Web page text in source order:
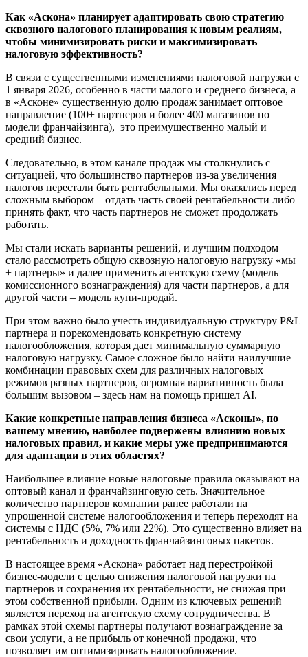
Как «Аскона» планирует адаптировать свою стратегию
сквозного налогового планирования к новым реалиям,
чтобы минимизировать риски и максимизировать
налоговую эффективность?
В связи с существенными изменениями налоговой нагрузки с
1 января 2026, особенно в части малого и среднего бизнеса, а
в «Асконе» существенную долю продаж занимает оптовое
направление (100+ партнеров и более 400 магазинов по
модели франчайзинга), это преимущественно малый и
средний бизнес.
Следовательно, в этом канале продаж мы столкнулись с
ситуацией, что большинство партнеров из-за увеличения
налогов перестали быть рентабельными. Мы оказались перед
сложным выбором – отдать часть своей рентабельности либо
принять факт, что часть партнеров не сможет продолжать
работать.
Мы стали искать варианты решений, и лучшим подходом
стало рассмотреть общую сквозную налоговую нагрузку «мы
+ партнеры» и далее применить агентскую схему (модель
комиссионного вознаграждения) для части партнеров, а для
другой части – модель купи-продай.
При этом важно было учесть индивидуальную структуру P&L
партнера и порекомендовать конкретную систему
налогообложения, которая дает минимальную суммарную
налоговую нагрузку. Самое сложное было найти наилучшие
комбинации правовых схем для различных налоговых
режимов разных партнеров, огромная вариативность была
большим вызовом – здесь нам на помощь пришел AI.
Какие конкретные направления бизнеса «Асконы», по
вашему мнению, наиболее подвержены влиянию новых
налоговых правил, и какие меры уже предпринимаются
для адаптации в этих областях?
Наибольшее влияние новые налоговые правила оказывают на
оптовый канал и франчайзинговую сеть. Значительное
количество партнеров компании ранее работали на
упрощенной системе налогообложения и теперь переходят на
системы с НДС (5%, 7% или 22%). Это существенно влияет на
рентабельность и доходность франчайзинговых пакетов.
В настоящее время «Аскона» работает над перестройкой
бизнес-модели с целью снижения налоговой нагрузки на
партнеров и сохранения их рентабельности, не снижая при
этом собственной прибыли. Одним из ключевых решений
является переход на агентскую схему сотрудничества. В
рамках этой схемы партнеры получают вознаграждение за
свои услуги, а не прибыль от конечной продажи, что
позволяет им оптимизировать налогообложение.